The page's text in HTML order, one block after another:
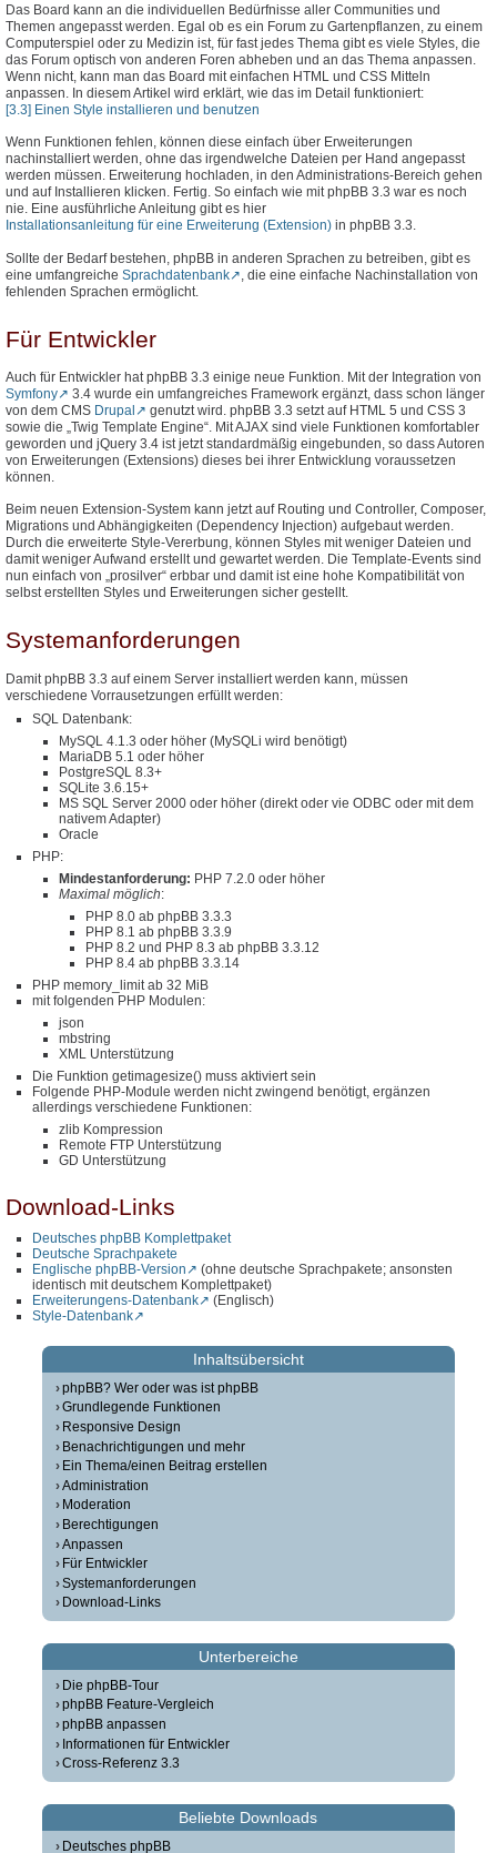
Das Board kann an die individuellen Bedürfnisse aller Communities und
Themen angepasst werden. Egal ob es ein Forum zu Gartenpflanzen, zu einem
Computerspiel oder zu Medizin ist, für fast jedes Thema gibt es viele Styles, die
das Forum optisch von anderen Foren abheben und an das Thema anpassen.
Wenn nicht, kann man das Board mit einfachen HTML und CSS Mitteln
anpassen. In diesem Artikel wird erklärt, wie das im Detail funktioniert:
[3.3] Einen Style installieren und benutzen
Wenn Funktionen fehlen, können diese einfach über Erweiterungen
nachinstalliert werden, ohne das irgendwelche Dateien per Hand angepasst
werden müssen. Erweiterung hochladen, in den Administrations-Bereich gehen
und auf Installieren klicken. Fertig. So einfach wie mit phpBB 3.3 war es noch
nie. Eine ausführliche Anleitung gibt es hier
Installationsanleitung für eine Erweiterung (Extension) in phpBB 3.3.
Sollte der Bedarf bestehen, phpBB in anderen Sprachen zu betreiben, gibt es
eine umfangreiche Sprachdatenbank
, die eine einfache Nachinstallation von
fehlenden Sprachen ermöglicht.
Für Entwickler
Auch für Entwickler hat phpBB 3.3 einige neue Funktion. Mit der Integration von
Symfony
3.4 wurde ein umfangreiches Framework ergänzt, dass schon länger
von dem CMS Drupal
genutzt wird. phpBB 3.3 setzt auf HTML 5 und CSS 3
sowie die „Twig Template Engine“. Mit AJAX sind viele Funktionen komfortabler
geworden und jQuery 3.4 ist jetzt standardmäßig eingebunden, so dass Autoren
von Erweiterungen (Extensions) dieses bei ihrer Entwicklung voraussetzen
können.
Beim neuen Extension-System kann jetzt auf Routing und Controller, Composer,
Migrations und Abhängigkeiten (Dependency Injection) aufgebaut werden.
Durch die erweiterte Style-Vererbung, können Styles mit weniger Dateien und
damit weniger Aufwand erstellt und gewartet werden. Die Template-Events sind
nun einfach von „prosilver“ erbbar und damit ist eine hohe Kompatibilität von
selbst erstellten Styles und Erweiterungen sicher gestellt.
Systemanforderungen
Damit phpBB 3.3 auf einem Server installiert werden kann, müssen
verschiedene Vorrausetzungen erfüllt werden:
SQL Datenbank:
MySQL 4.1.3 oder höher (MySQLi wird benötigt)
MariaDB 5.1 oder höher
PostgreSQL 8.3+
SQLite 3.6.15+
MS SQL Server 2000 oder höher (direkt oder vie ODBC oder mit dem
nativem Adapter)
Oracle
PHP:
Mindestanforderung: PHP 7.2.0 oder höher
Maximal möglich:
PHP 8.0 ab phpBB 3.3.3
PHP 8.1 ab phpBB 3.3.9
PHP 8.2 und PHP 8.3 ab phpBB 3.3.12
PHP 8.4 ab phpBB 3.3.14
PHP memory_limit ab 32 MiB
mit folgenden PHP Modulen:
json
mbstring
XML Unterstützung
Die Funktion getimagesize() muss aktiviert sein
Folgende PHP-Module werden nicht zwingend benötigt, ergänzen
allerdings verschiedene Funktionen:
zlib Kompression
Remote FTP Unterstützung
GD Unterstützung
Download-Links
Deutsches phpBB Komplettpaket
Deutsche Sprachpakete
Englische phpBB-Version
(ohne deutsche Sprachpakete; ansonsten
identisch mit deutschem Komplettpaket)
Erweiterungens-Datenbank
(Englisch)
Style-Datenbank
Inhaltsübersicht
phpBB? Wer oder was ist phpBB
Grundlegende Funktionen
Responsive Design
Benachrichtigungen und mehr
Ein Thema/einen Beitrag erstellen
Administration
Moderation
Berechtigungen
Anpassen
Für Entwickler
Systemanforderungen
Download-Links
Unterbereiche
Die phpBB-Tour
phpBB Feature-Vergleich
phpBB anpassen
Informationen für Entwickler
Cross-Referenz 3.3
Beliebte Downloads
Deutsches phpBB